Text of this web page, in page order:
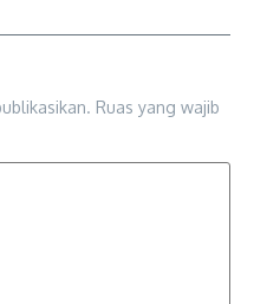
Ruas yang wajib